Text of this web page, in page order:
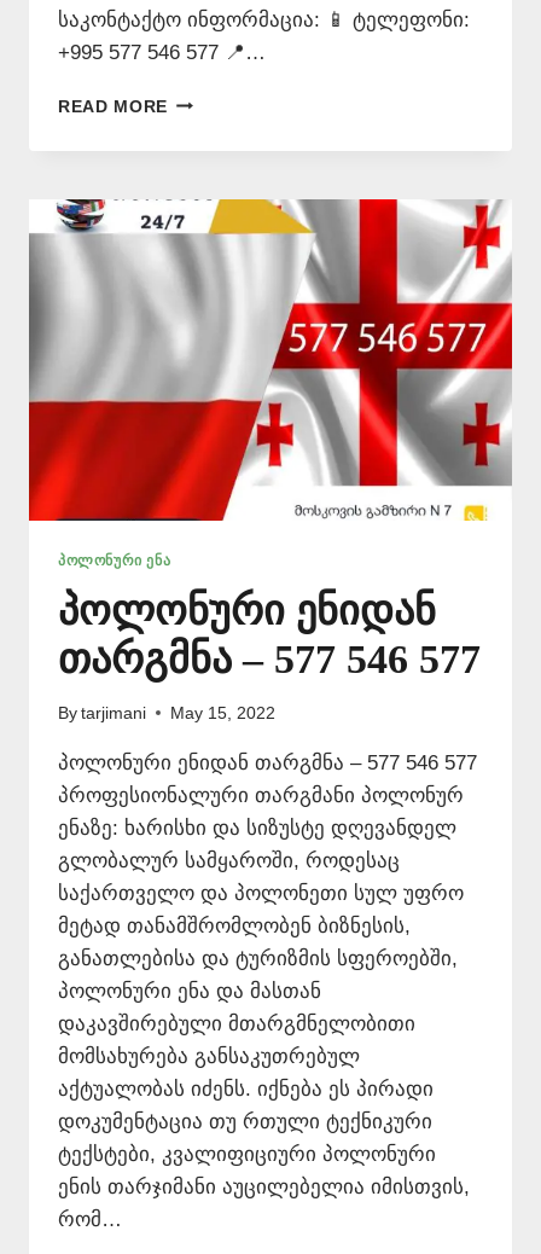
საკონტაქტო ინფორმაცია: 📱 ტელეფონი:
+995 577 546 577 📍…
READ MORE ᲞᲝᲚᲝᲜᲣᲠᲐᲓ
ᲧᲕᲔᲚᲐᲖᲔ
–
577
ᲞᲝᲚᲝᲜᲣᲠᲘ ᲔᲜᲐ
პოლონური ენიდან
თარგმნა – 577 546 577
By tarjimani May 15, 2022
პოლონური ენიდან თარგმნა – 577 546 577
პროფესიონალური თარგმანი პოლონურ
ენაზე: ხარისხი და სიზუსტე დღევანდელ
გლობალურ სამყაროში, როდესაც
საქართველო და პოლონეთი სულ უფრო
მეტად თანამშრომლობენ ბიზნესის,
განათლებისა და ტურიზმის სფეროებში,
პოლონური ენა და მასთან
დაკავშირებული მთარგმნელობითი
მომსახურება განსაკუთრებულ
აქტუალობას იძენს. იქნება ეს პირადი
დოკუმენტაცია თუ რთული ტექნიკური
ტექსტები, კვალიფიციური პოლონური
ენის თარჯიმანი აუცილებელია იმისთვის,
რომ…